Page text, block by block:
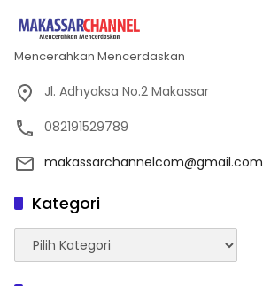
Mencerahkan Mencerdaskan
Jl. Adhyaksa No.2 Makassar
082191529789
makassarchannelcom@gmail.com
Kategori
Kategori